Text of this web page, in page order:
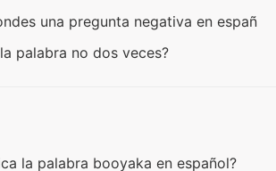
una pregunta negativa en españ
palabra no dos veces?
la palabra booyaka en español?